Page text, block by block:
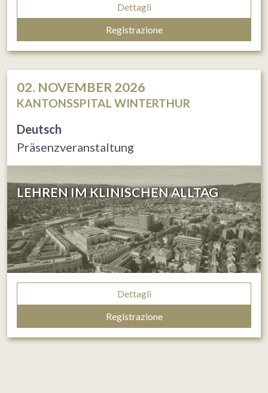
Dettagli
Registrazione
02. NOVEMBER 2026
KANTONSSPITAL WINTERTHUR
Deutsch
Präsenzveranstaltung
LEHREN IM KLINISCHEN ALLTAG
Dettagli
Registrazione